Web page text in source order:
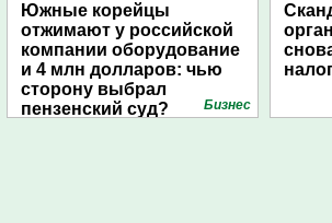
Южные корейцы
отжимают у российской
компании оборудование
и 4 млн долларов: чью
сторону выбрал
пензенский суд?
Бизнес